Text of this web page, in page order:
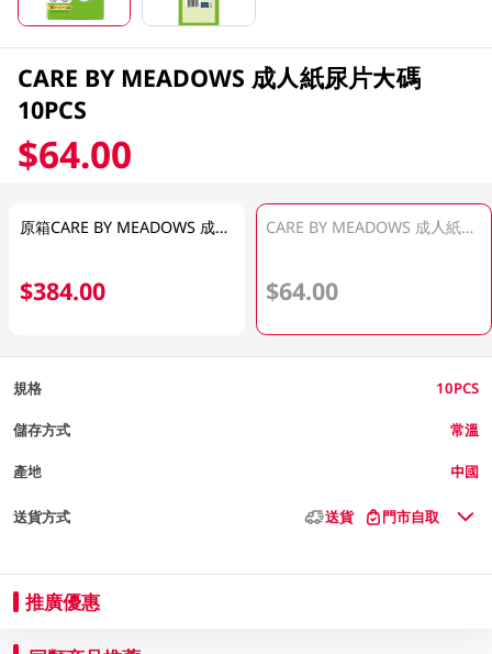
CARE BY MEADOWS 成人紙尿片大碼
10PCS
$64.00
原箱CARE BY MEADOWS 成人紙尿片大碼 6x10pc
$384.00
CARE BY MEADOWS 成人紙尿片大碼 10PCS
$64.00
規格 10PCS
儲存方式 常溫
產地 中國
送貨方式 送貨 門市自取
推廣優惠